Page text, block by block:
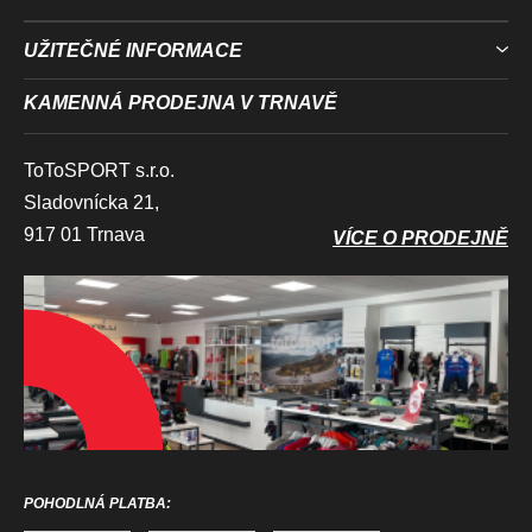
UŽITEČNÉ INFORMACE
KAMENNÁ PRODEJNA V TRNAVĚ
ToToSPORT s.r.o.
Sladovnícka 21,
917 01 Trnava
VÍCE O PRODEJNĚ
POHODLNÁ PLATBA: